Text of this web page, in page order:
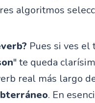
algoritmos
Pues si ves el
" te queda
real más largo
. En